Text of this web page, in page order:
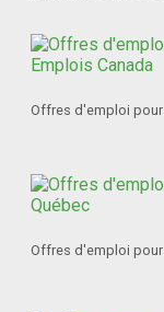
Offres d'emploi pour
Offres d'emploi